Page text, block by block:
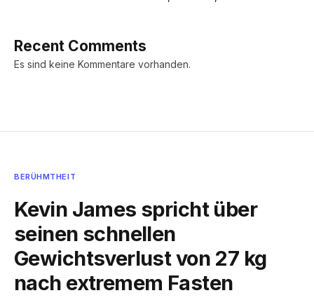
Recent Comments
Es sind keine Kommentare vorhanden.
BERÜHMTHEIT
Kevin James spricht über
seinen schnellen
Gewichtsverlust von 27 kg
nach extremem Fasten